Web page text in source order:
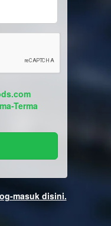
Terma
masuk disini.